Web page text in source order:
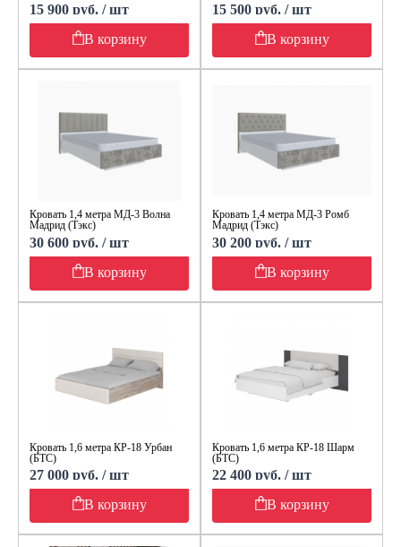
15 900 руб. / шт
В корзину
15 500 руб. / шт
В корзину
Кровать 1,4 метра МД-3 Волна
Мадрид (Тэкс)
30 600 руб. / шт
В корзину
Кровать 1,4 метра МД-3 Ромб
Мадрид (Тэкс)
30 200 руб. / шт
В корзину
Кровать 1,6 метра КР-18 Урбан
(БТС)
27 000 руб. / шт
В корзину
Кровать 1,6 метра КР-18 Шарм
(БТС)
22 400 руб. / шт
В корзину